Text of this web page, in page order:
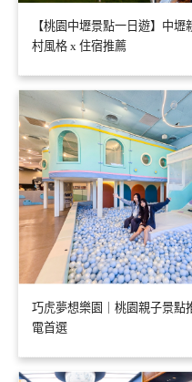
【桃園中壢景點一日遊】中
村風格 x 住宿推薦
巧虎夢想樂園｜桃園親子景點
電首選